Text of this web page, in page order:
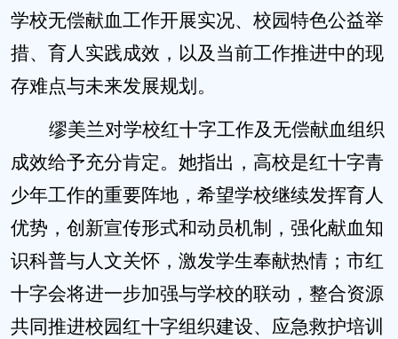
学校无偿献血工作开展实况、校园特色公益举
措、育人实践成效，以及当前工作推进中的现
存难点与未来发展规划。
缪美兰对学校红十字工作及无偿献血组织
成效给予充分肯定。她指出，高校是红十字青
少年工作的重要阵地，希望学校继续发挥育人
优势，创新宣传形式和动员机制，强化献血知
识科普与人文关怀，激发学生奉献热情；市红
十字会将进一步加强与学校的联动，整合资源
共同推进校园红十字组织建设、应急救护培训